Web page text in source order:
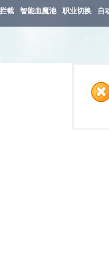
截 智能血魔池 职业切换 自